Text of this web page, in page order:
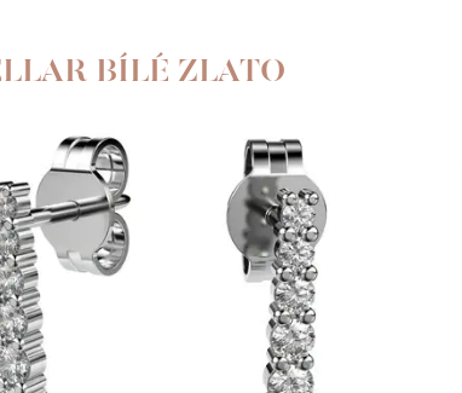
BÍLÉ ZLATO